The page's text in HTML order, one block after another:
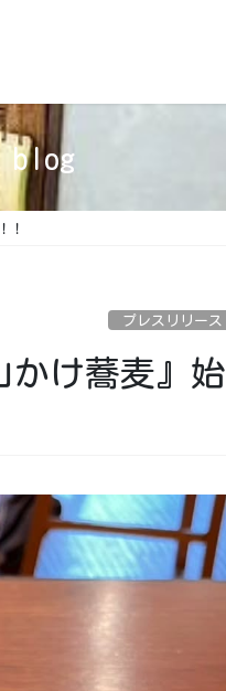
blog
！
プレスリリース
け蕎麦』始